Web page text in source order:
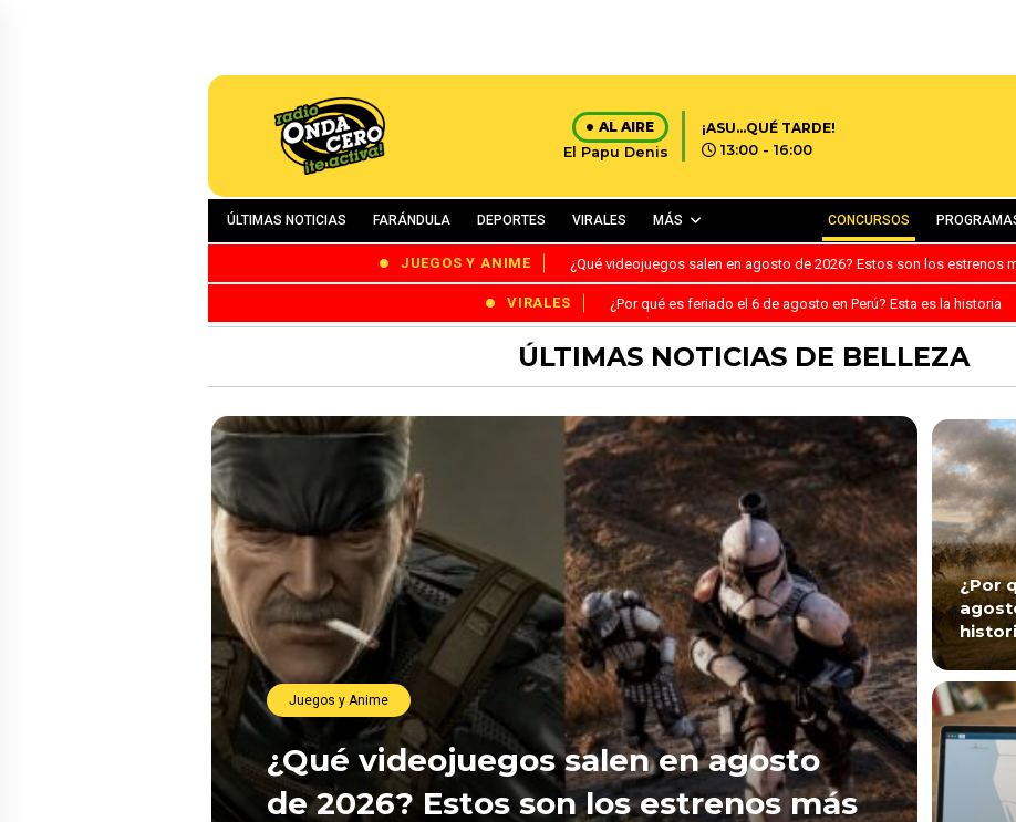
AL AIRE
El Papu Denis
¡ASU...QUÉ TARDE!
13:00 - 16:00
ÚLTIMAS NOTICIAS FARÁNDULA DEPORTES VIRALES MÁS CONCURSOS
JUEGOS Y ANIME ¿Qué videojuegos salen en agosto de 2026? Estos son los estrenos
VIRALES ¿Por qué es feriado el 6 de agosto en Perú? Esta es la historia
ÚLTIMAS NOTICIAS DE BELLEZA
Juegos y Anime
¿Qué videojuegos salen en agosto
de 2026? Estos son los estrenos más
¿Por